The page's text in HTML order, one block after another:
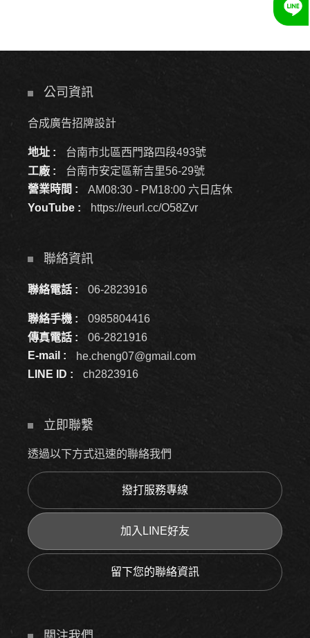
公司資訊
合成廣告招牌設計
地址 :
台南市北區西門路四段493號
工廠 :
台南市安定區新吉里56-29號
營業時間 :
AM08:30 - PM18:00 六日店休
YouTube :
https://reurl.cc/O58Zvr
聯絡資訊
聯絡電話 : 06-2823916
聯絡手機 :
0985804416
傳真電話 :
06-2821916
E-mail :
he.cheng07@gmail.com
LINE ID :
ch2823916
立即聯繫
透過以下方式迅速的聯絡我們
撥打服務專線
加入LINE好友
留下您的聯絡資訊